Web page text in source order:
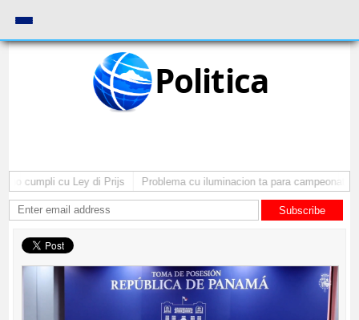
Politica
cumpli cu Ley di Prijs Problema cu iluminacion ta para campeonato
Subscribe